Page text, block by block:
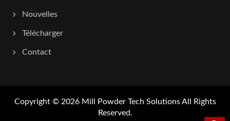
Nouvelles
Télécharger
Contact
Copyright © 2026 Mill Powder Tech SolutionsAll Rights
Reserved.